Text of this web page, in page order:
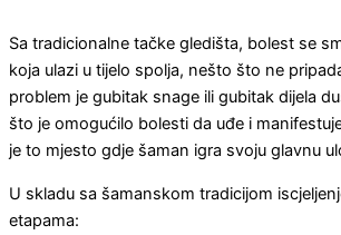
​Sa tradicionalne tačke gledišta, bolest se
koja ulazi u tijelo spolja, nešto što ne
problem je gubitak snage ili gubitak dijela
što je omogućilo bolesti da uđe i
je to mjesto gdje šaman igra svoju glavnu
U skladu sa šamanskom tradicijom
etapama: